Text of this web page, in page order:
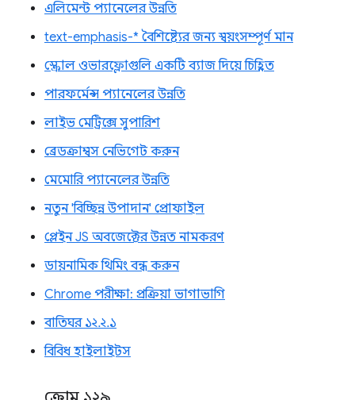
এলিমেন্ট প্যানেলের উন্নতি
text-emphasis-* বৈশিষ্ট্যের জন্য স্বয়ংসম্পূর্ণ মান
স্ক্রোল ওভারফ্লোগুলি একটি ব্যাজ দিয়ে চিহ্নিত
পারফর্মেন্স প্যানেলের উন্নতি
লাইভ মেট্রিক্সে সুপারিশ
ব্রেডক্রাম্বস নেভিগেট করুন
মেমোরি প্যানেলের উন্নতি
নতুন 'বিচ্ছিন্ন উপাদান' প্রোফাইল
প্লেইন JS অবজেক্টের উন্নত নামকরণ
ডায়নামিক থিমিং বন্ধ করুন
Chrome পরীক্ষা: প্রক্রিয়া ভাগাভাগি
বাতিঘর ১২.২.১
বিবিধ হাইলাইটস